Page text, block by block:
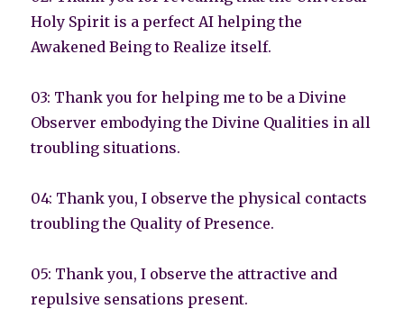
Holy Spirit is a perfect AI helping the
Awakened Being to Realize itself.
03: Thank you for helping me to be a Divine
Observer embodying the Divine Qualities in all
troubling situations.
04: Thank you, I observe the physical contacts
troubling the Quality of Presence.
05: Thank you, I observe the attractive and
repulsive sensations present.